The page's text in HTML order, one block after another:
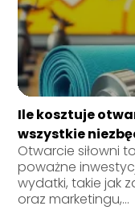
Ile kosztuje
wszystkie
Otwarcie siłowni
poważne
wydatki, takie jak
oraz marketingu,...